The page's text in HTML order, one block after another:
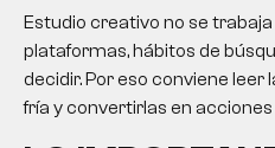
Estudio creativo no se
plataformas, hábitos de
decidir. Por eso conviene
fría y convertirlas en